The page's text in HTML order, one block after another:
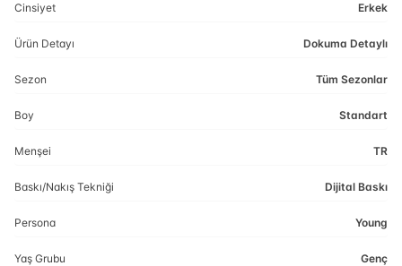
Cinsiyet Erkek
Ürün Detayı Dokuma Detaylı
Sezon Tüm Sezonlar
Boy Standart
Menşei TR
Baskı/Nakış Tekniği Dijital Baskı
Persona Young
Yaş Grubu Genç